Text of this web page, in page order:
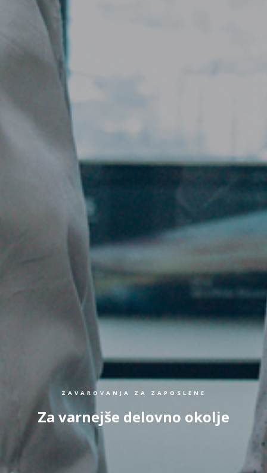
ZAVAROVANJA ZA ZAPOSLENE
Za varnejše delovno okolje